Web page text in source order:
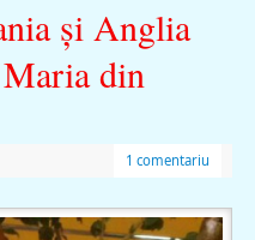
şi Anglia
din
1 comentariu